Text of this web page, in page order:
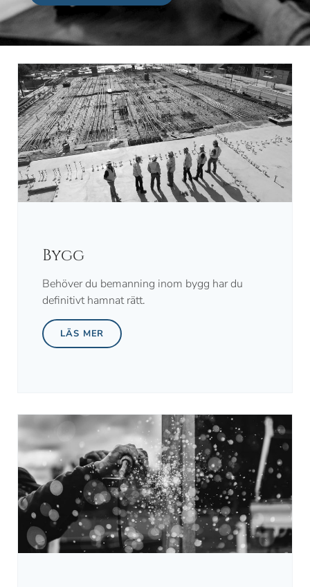
Bygg
Behöver du bemanning inom bygg har du
definitivt hamnat rätt.
LÄS MER